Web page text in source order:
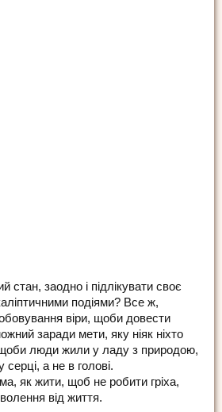
стан, заодно і підлікувати своє
подіями? Все ж,
віри, щоби довести
заради мети, яку ніяк ніхто
люди жили у ладу з природою,
серці, а не в голові.
як жити, щоб не робити гріха,
від життя.